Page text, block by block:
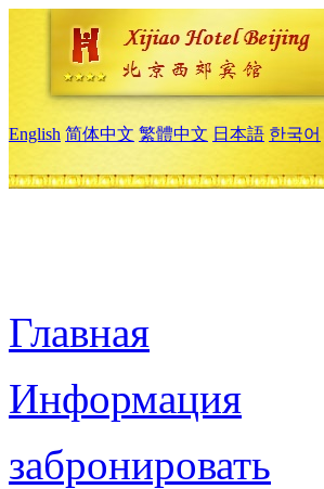
English 简体中文 繁體中文 日本語 한국어
Главная
Информация
забронировать